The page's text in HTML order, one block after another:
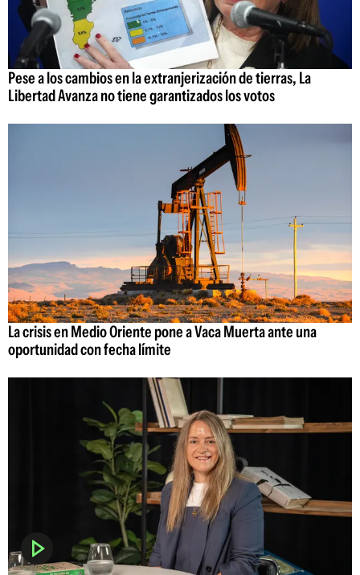
Pese a los cambios en la extranjerización de tierras, La
Libertad Avanza no tiene garantizados los votos
La crisis en Medio Oriente pone a Vaca Muerta ante una
oportunidad con fecha límite